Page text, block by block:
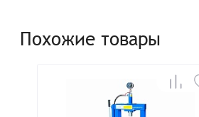
Похожие товары